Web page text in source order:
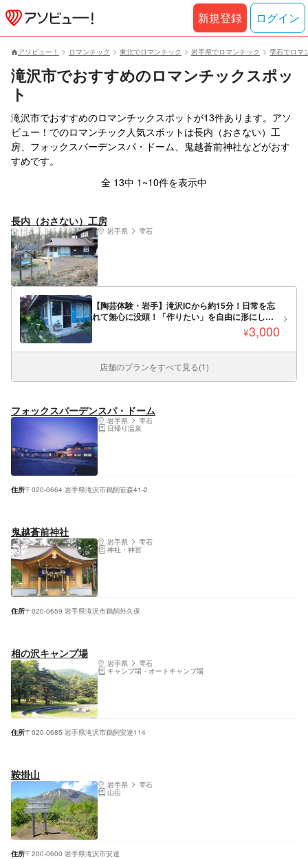
アソビュー！ ロマンチック 東北でロマンチック 岩手県でロマンチック 雫石でロマ
滝沢市でおすすめのロマンチックスポッ
ト
滝沢市でおすすめのロマンチックスポットが13件あります。アソ
ビュー！でのロマンチック人気スポットは長内（おさない）工
房、フォックスバーデンスパ・ドーム、鬼越蒼前神社などがおす
すめです。
全 13中 1~10件を表示中
長内（おさない）工房
岩手県 雫石
【陶芸体験・岩手】滝沢ICから約15分！日常を忘
れて無心に没頭！「作りたい」を自由に形にしよ
¥3,000
店舗のプランをすべて見る(1)
フォックスバーデンスパ・ドーム
岩手県 雫石
日帰り温泉
住所〒020-0664 岩手県滝沢市鵜飼笹森41-2
鬼越蒼前神社
岩手県 雫石
神社・神宮
住所〒020-0659 岩手県滝沢市鵜飼外久保
相の沢キャンプ場
岩手県 雫石
キャンプ場・オートキャンプ場
住所〒020-0685 岩手県滝沢市鵜飼安達114
鞍掛山
岩手県 雫石
山岳
住所〒200-0600 岩手県滝沢市安達
新規登録 ログイン